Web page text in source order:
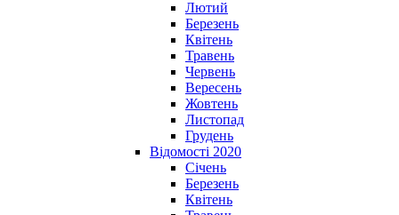
Лютий
Березень
Квітень
Травень
Червень
Вересень
Жовтень
Листопад
Грудень
Відомості 2020
Січень
Березень
Квітень